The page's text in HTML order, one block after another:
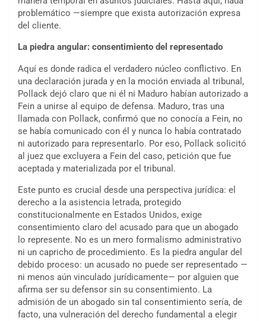
problemático —siempre que exista autorización expresa
del cliente.
La piedra angular: consentimiento del representado
Aquí es donde radica el verdadero núcleo conflictivo. En
una declaración jurada y en la moción enviada al tribunal,
Pollack dejó claro que ni él ni Maduro habían autorizado a
Fein a unirse al equipo de defensa. Maduro, tras una
llamada con Pollack, confirmó que no conocía a Fein, no
se había comunicado con él y nunca lo había contratado
ni autorizado para representarlo. Por eso, Pollack solicitó
al juez que excluyera a Fein del caso, petición que fue
aceptada y materializada por el tribunal.
Este punto es crucial desde una perspectiva jurídica: el
derecho a la asistencia letrada, protegido
constitucionalmente en Estados Unidos, exige
consentimiento claro del acusado para que un abogado
lo represente. No es un mero formalismo administrativo
ni un capricho de procedimiento. Es la piedra angular del
debido proceso: un acusado no puede ser representado —
ni menos aún vinculado jurídicamente— por alguien que
afirma ser su defensor sin su consentimiento. La
admisión de un abogado sin tal consentimiento sería, de
facto, una vulneración del derecho fundamental a elegir